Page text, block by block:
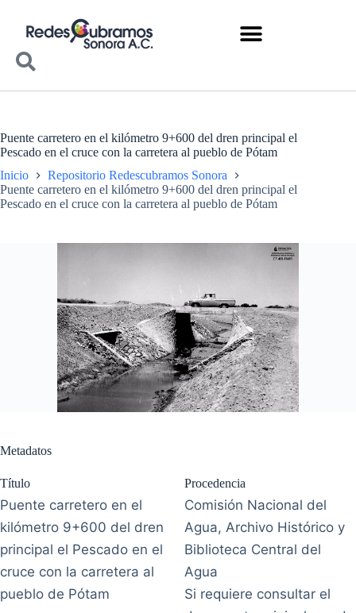
Puente carretero en el kilómetro 9+600 del dren principal el
Pescado en el cruce con la carretera al pueblo de Pótam
Inicio
Repositorio Redescubramos Sonora
Puente carretero en el kilómetro 9+600 del dren principal el
Pescado en el cruce con la carretera al pueblo de Pótam
Metadatos
Título
Puente carretero en el
kilómetro 9+600 del dren
principal el Pescado en el
cruce con la carretera al
pueblo de Pótam
Procedencia
Comisión Nacional del
Agua, Archivo Histórico y
Biblioteca Central del
Agua
Si requiere consultar el